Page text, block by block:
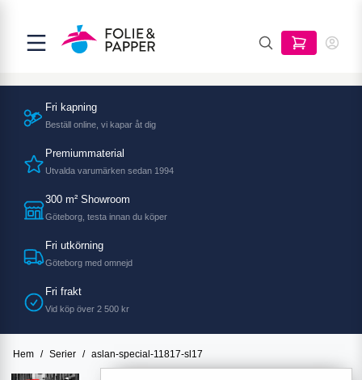
Fri kapning
Beställ online, vi kapar åt dig
Premiummaterial
Utvalda varumärken sedan 1994
300 m² Showroom
Göteborg, testa innan du köper
Fri utkörning
Göteborg med omnejd
Fri frakt
Vid köp över 2 500 kr
Hem / Serier / aslan-special-11817-sl17